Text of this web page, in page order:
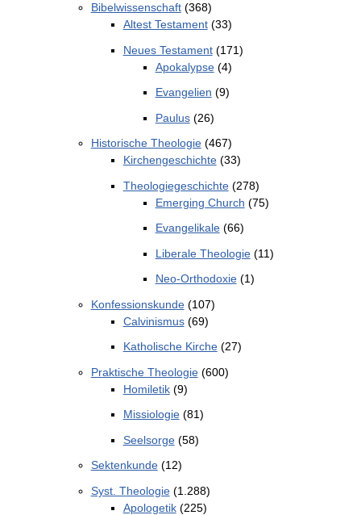
Bibelwissenschaft(368)
Altest Testament(33)
Neues Testament(171)
Apokalypse(4)
Evangelien (9)
Paulus(26)
Historische Theologie(467)
Kirchengeschichte(33)
Theologiegeschichte(278)
Emerging Church (75)
Evangelikale(66)
Liberale Theologie(11)
Neo-Orthodoxie(1)
Konfessionskunde(107)
Calvinismus(69)
Katholische Kirche(27)
Praktische Theologie(600)
Homiletik(9)
Missiologie(81)
Seelsorge(58)
Sektenkunde(12)
Syst. Theologie(1.288)
Apologetik(225)